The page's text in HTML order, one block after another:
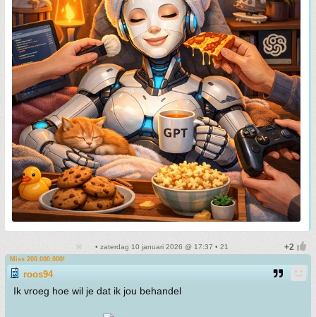
• zaterdag 10 januari 2026 @ 17:37 • 21
Miss 200.000.000!
roos94
Ik vroeg hoe wil je dat ik jou behandel